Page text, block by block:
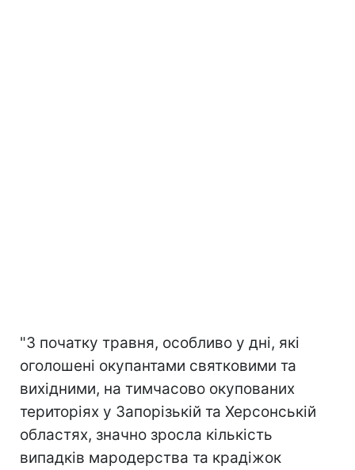
"З початку травня, особливо у дні, які
оголошені окупантами святковими та
вихідними, на тимчасово окупованих
територіях у Запорізькій та Херсонській
областях, значно зросла кількість
випадків мародерства та крадіжок